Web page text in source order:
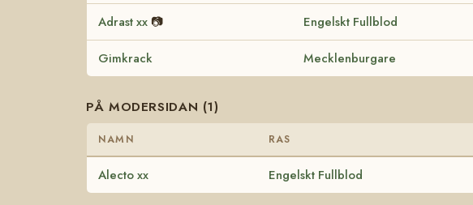
Adrast xx 📷 Engelskt Fullblod
Gimkrack Mecklenburgare
PÅ MODERSIDAN (1)
NAMN RAS
Alecto xx Engelskt Fullblod